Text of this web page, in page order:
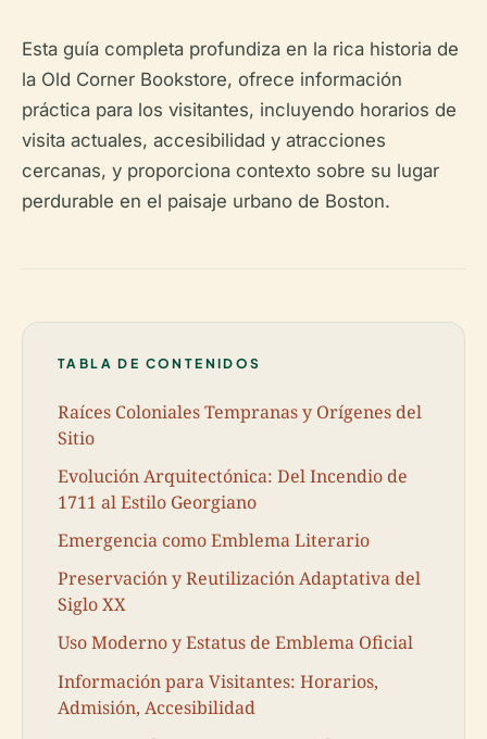
Esta guía completa profundiza en la rica historia de
la Old Corner Bookstore, ofrece información
práctica para los visitantes, incluyendo horarios de
visita actuales, accesibilidad y atracciones
cercanas, y proporciona contexto sobre su lugar
perdurable en el paisaje urbano de Boston.
TABLA DE CONTENIDOS
Raíces Coloniales Tempranas y Orígenes del
Sitio
Evolución Arquitectónica: Del Incendio de
1711 al Estilo Georgiano
Emergencia como Emblema Literario
Preservación y Reutilización Adaptativa del
Siglo XX
Uso Moderno y Estatus de Emblema Oficial
Información para Visitantes: Horarios,
Admisión, Accesibilidad